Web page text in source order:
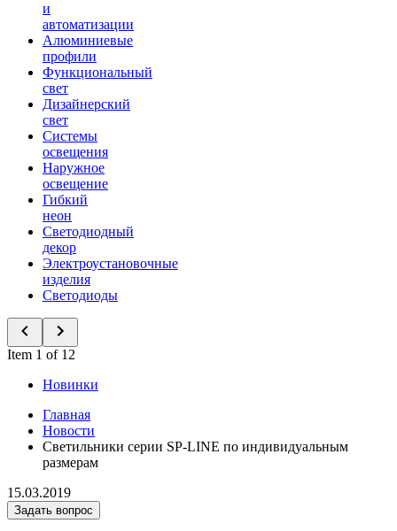
и
автоматизации
Алюминиевые
профили
Функциональный
свет
Дизайнерский
свет
Системы
освещения
Наружное
освещение
Гибкий
неон
Светодиодный
декор
Электроустановочные
изделия
Светодиоды
Item 1 of 12
Новинки
Главная
Новости
Светильники серии SP-LINE по индивидуальным
размерам
15.03.2019
Задать вопрос